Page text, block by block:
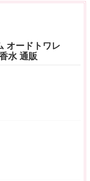
オードトワレ
水 通販